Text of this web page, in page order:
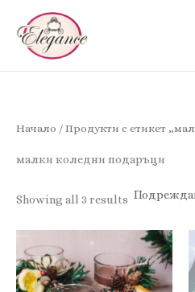
content
Начало / Продукти с етикет
малки коледни подаръци
Showing all 3 results